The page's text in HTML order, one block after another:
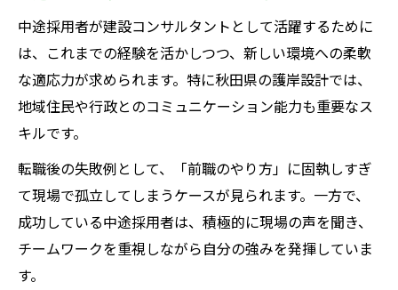
中途採用者が建設コンサルタントとして活躍するために
は、これまでの経験を活かしつつ、新しい環境への柔軟
な適応力が求められます。特に秋田県の護岸設計では、
地域住民や行政とのコミュニケーション能力も重要なス
キルです。
転職後の失敗例として、「前職のやり方」に固執しすぎ
て現場で孤立してしまうケースが見られます。一方で、
成功している中途採用者は、積極的に現場の声を聞き、
チームワークを重視しながら自分の強みを発揮していま
す。